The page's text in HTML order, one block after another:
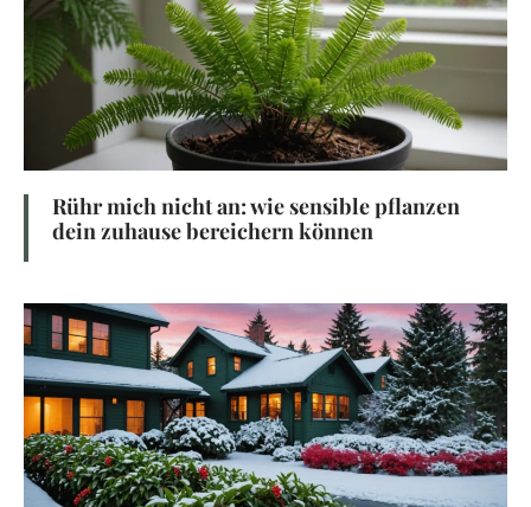
Rühr mich nicht an: wie sensible pflanzen
dein zuhause bereichern können